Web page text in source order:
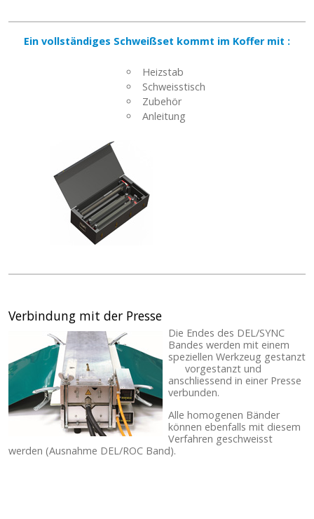
Ein vollständiges Schweißset kommt im Koffer mit :
Heizstab
Schweisstisch
Zubehör
Anleitung
Verbindung mit der Presse
Die Endes des DEL/SYNC
Bandes werden mit einem
speziellen Werkzeug gestanzt
vorgestanzt und
anschliessend in einer Presse
verbunden.
Alle homogenen Bänder
können ebenfalls mit diesem
Verfahren geschweisst
werden (Ausnahme DEL/ROC Band).